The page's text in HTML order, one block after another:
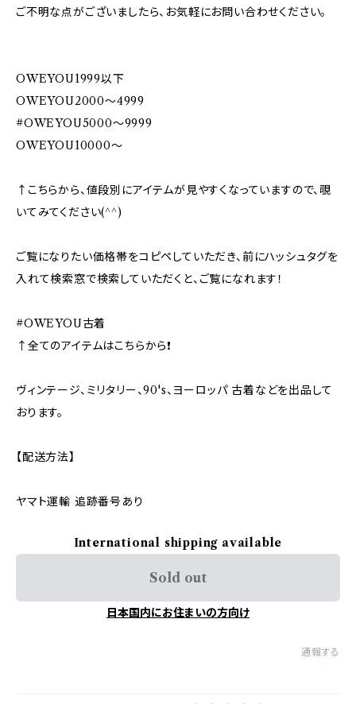
ご不明な点がございましたら、お気軽にお問い合わせください。
OWEYOU1999以下
OWEYOU2000〜4999
#OWEYOU5000〜9999
OWEYOU10000〜
↑こちらから、値段別にアイテムが見やすくなっていますので、覗
いてみてください(^^)
ご覧になりたい価格帯をコピペしていただき、前にハッシュタグを
入れて検索窓で検索していただくと、ご覧になれます！
#OWEYOU古着
↑全てのアイテムはこちらから❗️
ヴィンテージ、ミリタリー、90's、ヨーロッパ 古着などを出品して
おります。
【配送方法】
ヤマト運輸 追跡番号あり
International shipping available
Sold out
日本国内にお住まいの方向け
通報する